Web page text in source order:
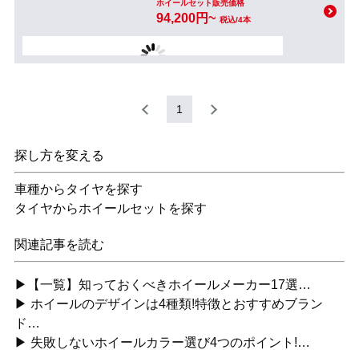
ホイールセット販売価格
94,200円~ 税込/4本
1
探し方を変える
車種からタイヤを探す
タイヤからホイールセットを探す
関連記事を読む
▶【一覧】知っておくべきホイールメーカー17選…
▶ ホイールのデザインは4種類!特徴とおすすめブラン
ド…
▶ 失敗しないホイールカラー選び4つのポイント!…